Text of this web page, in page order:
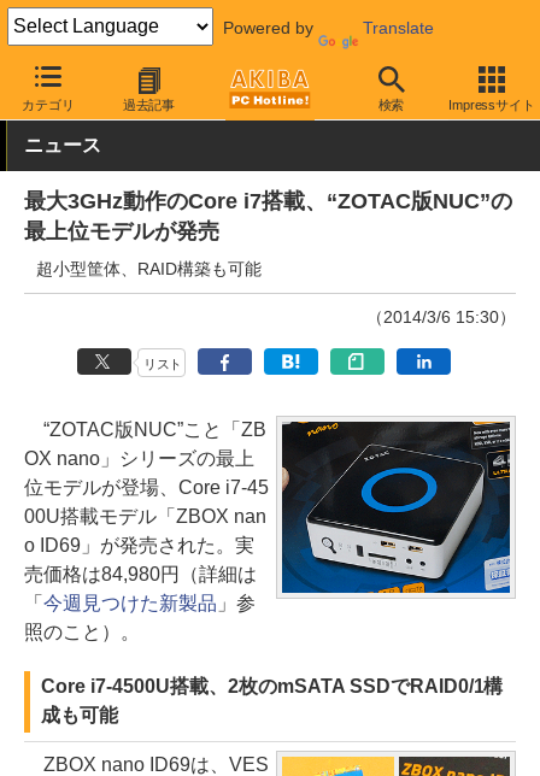
Powered by Translate
カテゴリ 過去記事 検索 Impressサイト
AKIBA PC Hotline! PCパーツ ベアボーン ZOTAC
ニュース
最大3GHz動作のCore i7搭載、“ZOTAC版NUC”の
最上位モデルが発売
超小型筐体、RAID構築も可能
（2014/3/6 15:30）
リスト
“ZOTAC版NUC”こと「ZB
OX nano」シリーズの最上
位モデルが登場、Core i7-45
00U搭載モデル「ZBOX nan
o ID69」が発売された。実
売価格は84,980円（詳細は
「 今週見つけた新製品 」参
照のこと）。
Core i7-4500U搭載、2枚のmSATA SSDでRAID0/1構
成も可能
ZBOX nano ID69は、VES